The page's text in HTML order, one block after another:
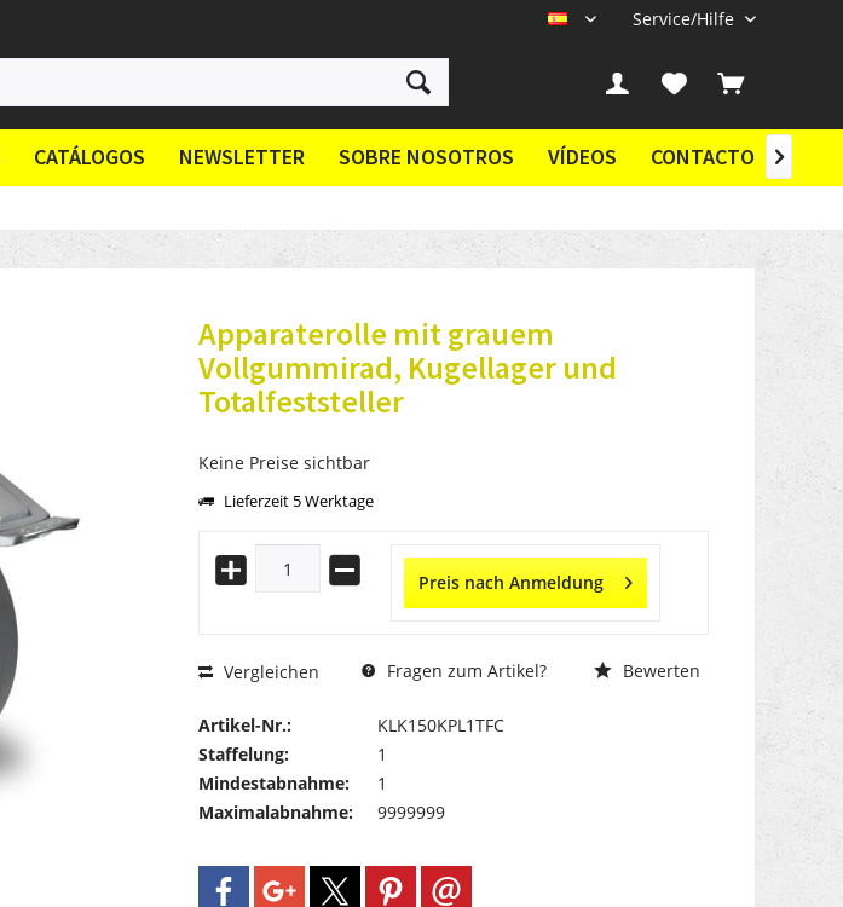
Service/Hilfe
CATÁLOGOS NEWSLETTER SOBRE NOSOTROS VÍDEOS CONTACTO 
Apparaterolle mit grauem
Vollgummirad, Kugellager und
Totalfeststeller
Keine Preise sichtbar
Lieferzeit 5 Werktage
Preis nach Anmeldung
Vergleichen Fragen zum Artikel? Bewerten
Artikel-Nr.:
KLK150KPL1TFC
Staffelung:
1
Mindestabnahme:
1
Maximalabnahme:
9999999